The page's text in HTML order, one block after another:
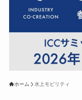
ホーム 水上モビリティ